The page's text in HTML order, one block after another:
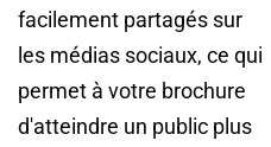
facilement partagés sur
les médias sociaux, ce qui
permet à votre brochure
d'atteindre un public plus